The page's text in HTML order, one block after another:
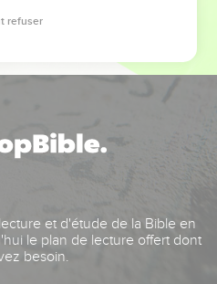
et d'étude de la Bible en
le plan de lecture offert dont
besoin.
refuser